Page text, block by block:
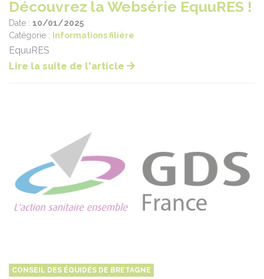
Découvrez la Websérie EquuRES !
Date : 10/01/2025
Catégorie :
Informations filière
EquuRES
Lire la suite de l'article
CONSEIL DES ÉQUIDÉS DE BRETAGNE